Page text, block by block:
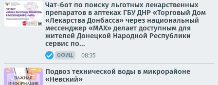
Чат-бот по поиску льготных лекарственных
препаратов в аптеках ГБУ ДНР «Торговый Дом
«Лекарства Донбасса» через национальный
мессенджер «МАХ» делает доступным для
жителей Донецкой Народной Республики
сервис по...
ОФИЦ. 08:35
Подвоз технической воды в микрорайоне
«Невский»